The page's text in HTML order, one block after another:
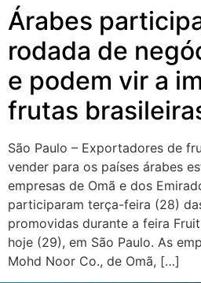
Árabes
rodada de
e podem vir a
frutas
São Paulo – Exportadores de
vender para os países árabes
empresas de Omã e dos
participaram terça-feira (28)
promovidas durante a feira
hoje (29), em São Paulo. As
Mohd Noor Co., de Omã, […]